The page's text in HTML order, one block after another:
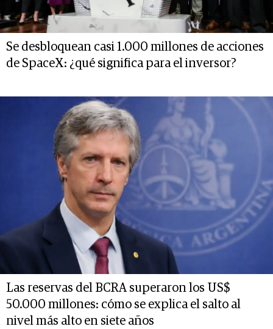
Se desbloquean casi 1.000 millones de acciones
de SpaceX: ¿qué significa para el inversor?
Las reservas del BCRA superaron los US$
50.000 millones: cómo se explica el salto al
nivel más alto en siete años